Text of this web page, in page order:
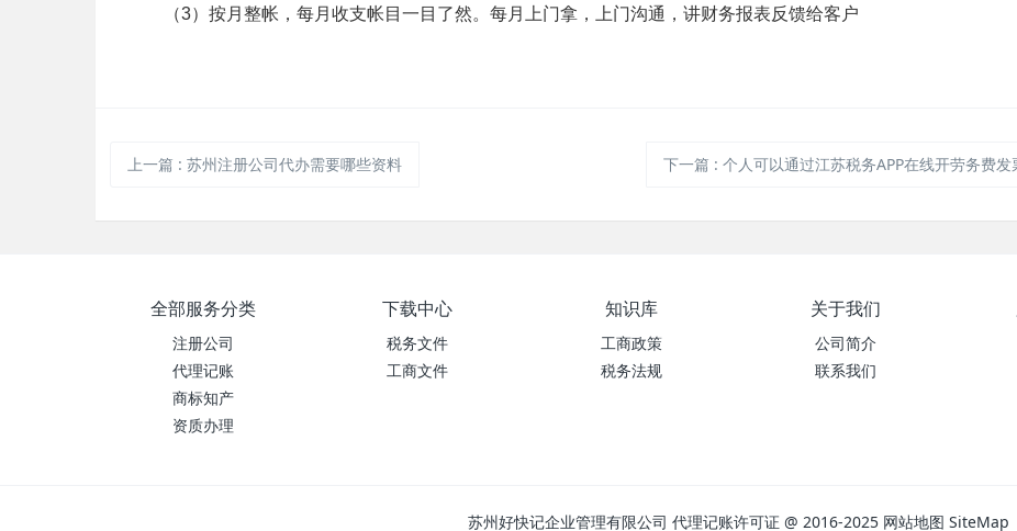
（3）按月整帐，每月收支帐目一目了然。每月上门拿，上门沟通，讲财务报表反馈给客户
上一篇 :苏州注册公司代办需要哪些资料 下一篇 :个人可以通过江苏税务APP在线开劳务费发
全部服务分类
注册公司
代理记账
商标知产
资质办理
下载中心
税务文件
工商文件
知识库
工商政策
税务法规
关于我们
公司简介
联系我们
苏州好快记企业管理有限公司 代理记账许可证 @ 2016-2025 网站地图 SiteMap